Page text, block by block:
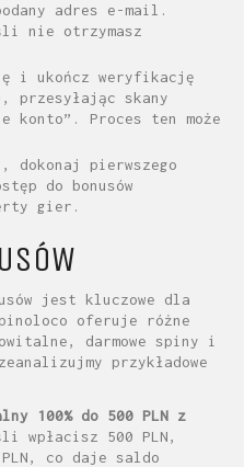
adres e-mail.
nie otrzymasz
i ukończ weryfikację
przesyłając skany
konto”. Proces ten może
dokonaj pierwszego
do bonusów
gier.
jest kluczowe dla
oferuje różne
darmowe spiny i
przykładowe
100% do 500 PLN z
wpłacisz 500 PLN,
PLN, co daje saldo